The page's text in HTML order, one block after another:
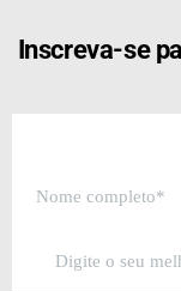
Inscreva-se